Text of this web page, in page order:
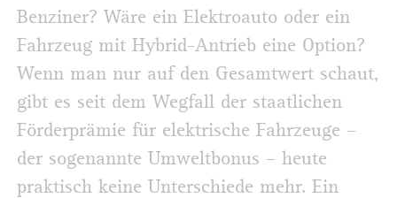
Benziner? Wäre ein Elektroauto oder ein
Fahrzeug mit Hybrid-Antrieb eine Option?
Wenn man nur auf den Gesamtwert schaut,
gibt es seit dem Wegfall der staatlichen
Förderprämie für elektrische Fahrzeuge –
der sogenannte Umweltbonus – heute
praktisch keine Unterschiede mehr. Ein